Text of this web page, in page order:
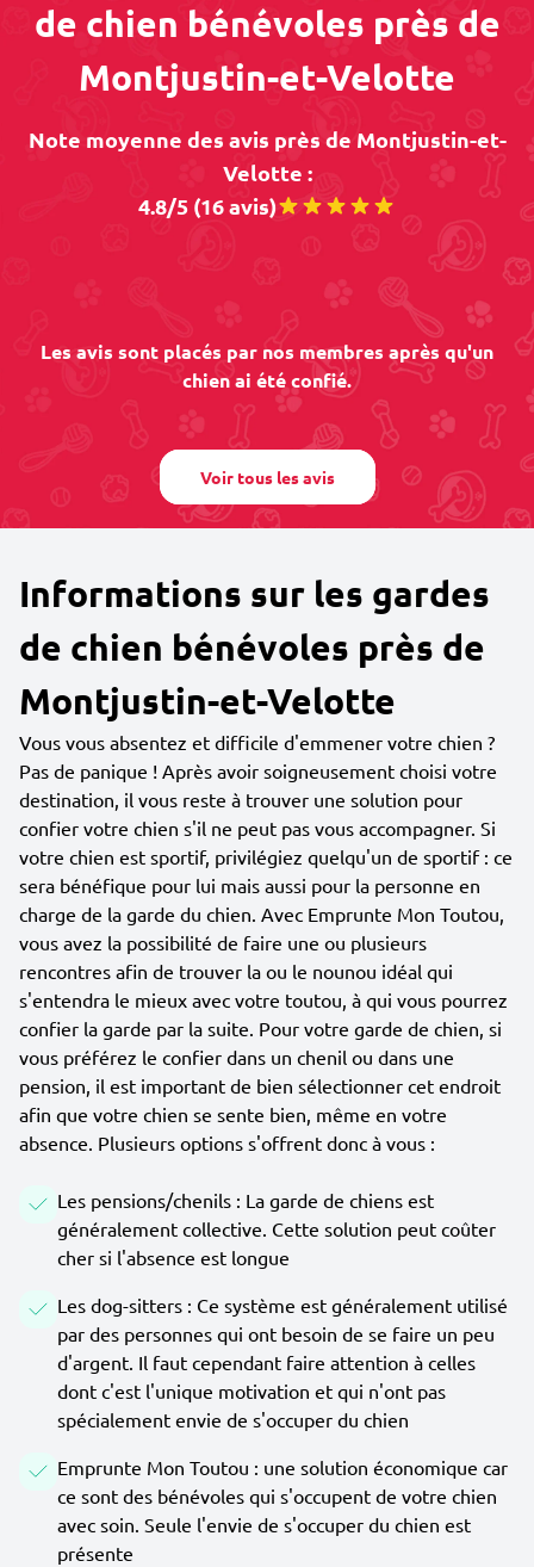
de chien bénévoles près de
Montjustin-et-Velotte
Note moyenne des avis près de Montjustin-et-
Velotte :
4.8/5 (16 avis)
Les avis sont placés par nos membres après qu'un
chien ai été confié.
Voir tous les avis
Informations sur les gardes
de chien bénévoles près de
Montjustin-et-Velotte
Vous vous absentez et difficile d'emmener votre chien ?
Pas de panique ! Après avoir soigneusement choisi votre
destination, il vous reste à trouver une solution pour
confier votre chien s'il ne peut pas vous accompagner. Si
votre chien est sportif, privilégiez quelqu'un de sportif : ce
sera bénéfique pour lui mais aussi pour la personne en
charge de la garde du chien. Avec Emprunte Mon Toutou,
vous avez la possibilité de faire une ou plusieurs
rencontres afin de trouver la ou le nounou idéal qui
s'entendra le mieux avec votre toutou, à qui vous pourrez
confier la garde par la suite. Pour votre garde de chien, si
vous préférez le confier dans un chenil ou dans une
pension, il est important de bien sélectionner cet endroit
afin que votre chien se sente bien, même en votre
absence. Plusieurs options s'offrent donc à vous :
Les pensions/chenils : La garde de chiens est
généralement collective. Cette solution peut coûter
cher si l'absence est longue
Les dog-sitters : Ce système est généralement utilisé
par des personnes qui ont besoin de se faire un peu
d'argent. Il faut cependant faire attention à celles
dont c'est l'unique motivation et qui n'ont pas
spécialement envie de s'occuper du chien
Emprunte Mon Toutou : une solution économique car
ce sont des bénévoles qui s'occupent de votre chien
avec soin. Seule l'envie de s'occuper du chien est
présente